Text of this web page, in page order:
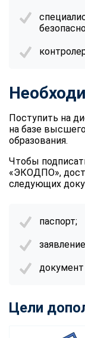
Поступить на
на базе
образования.
Чтобы
«ЭКОДПО»,
следующих
паспорт;
Цели